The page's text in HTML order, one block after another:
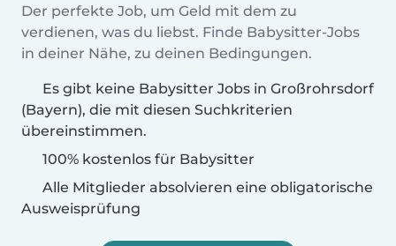
Der perfekte Job, um Geld mit dem zu
verdienen, was du liebst. Finde Babysitter-Jobs
in deiner Nähe, zu deinen Bedingungen.
Es gibt keine Babysitter Jobs in Großrohrsdorf
(Bayern), die mit diesen Suchkriterien
übereinstimmen.
100% kostenlos für Babysitter
Alle Mitglieder absolvieren eine obligatorische
Ausweisprüfung